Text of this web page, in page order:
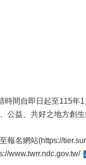
間自即日起至115年
公益、共好之地方創
報名網站(https://
www.twrr.ndc.gov.tw/